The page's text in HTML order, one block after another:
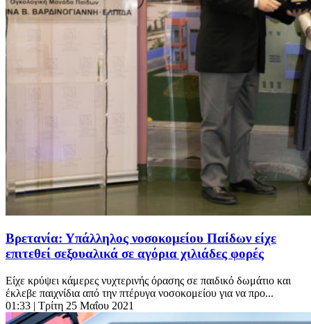
Βρετανία: Υπάλληλος νοσοκομείου Παίδων είχε
επιτεθεί σεξουαλικά σε αγόρια χιλιάδες φορές
Είχε κρύψει κάμερες νυχτερινής όρασης σε παιδικό δωμάτιο και
έκλεβε παιχνίδια από την πτέρυγα νοσοκομείου για να προ...
01:33 | Τρίτη 25 Μαΐου 2021